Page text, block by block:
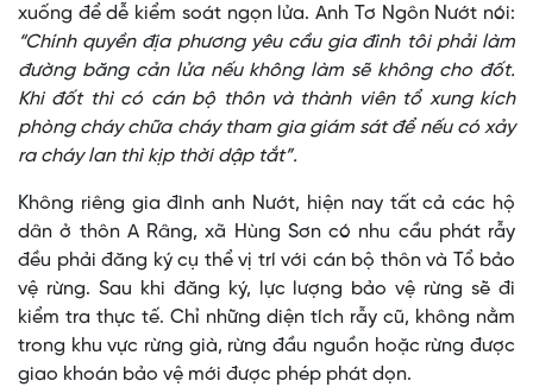
xuống để dễ kiểm soát ngọn lửa. Anh Tơ Ngôn Nướt nói:
“Chính quyền địa phương yêu cầu gia đình tôi phải làm
đường băng cản lửa nếu không làm sẽ không cho đốt.
Khi đốt thì có cán bộ thôn và thành viên tổ xung kích
phòng cháy chữa cháy tham gia giám sát để nếu có xảy
ra cháy lan thì kịp thời dập tắt”.
Không riêng gia đình anh Nướt, hiện nay tất cả các hộ
dân ở thôn A Râng, xã Hùng Sơn có nhu cầu phát rẫy
đều phải đăng ký cụ thể vị trí với cán bộ thôn và Tổ bảo
vệ rừng. Sau khi đăng ký, lực lượng bảo vệ rừng sẽ đi
kiểm tra thực tế. Chỉ những diện tích rẫy cũ, không nằm
trong khu vực rừng già, rừng đầu nguồn hoặc rừng được
giao khoán bảo vệ mới được phép phát dọn.